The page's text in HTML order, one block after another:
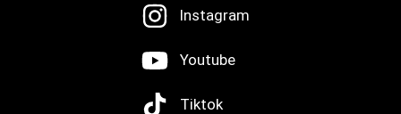
Instagram
Youtube
Tiktok